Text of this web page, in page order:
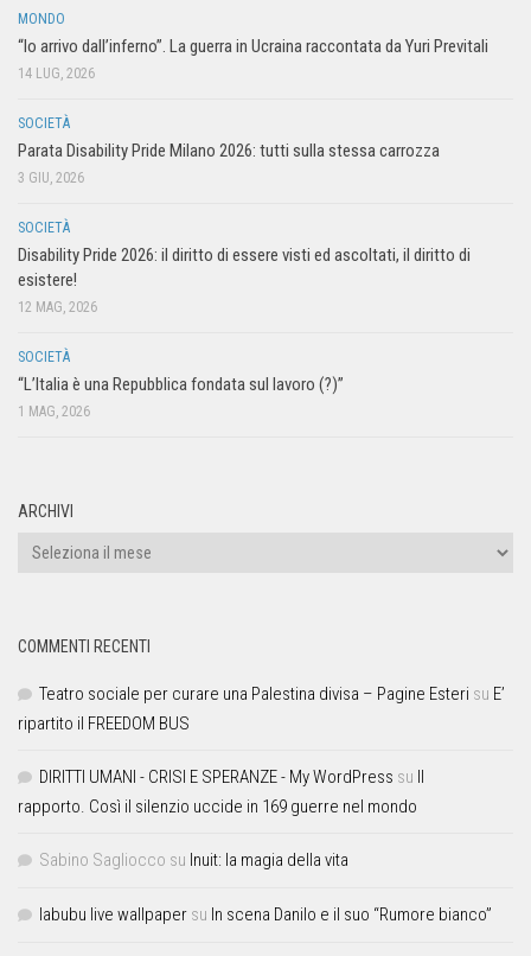
MONDO
“Io arrivo dall’inferno”. La guerra in Ucraina raccontata da Yuri Previtali
14 LUG, 2026
SOCIETÀ
Parata Disability Pride Milano 2026: tutti sulla stessa carrozza
3 GIU, 2026
SOCIETÀ
Disability Pride 2026: il diritto di essere visti ed ascoltati, il diritto di
esistere!
12 MAG, 2026
SOCIETÀ
“L’Italia è una Repubblica fondata sul lavoro (?)”
1 MAG, 2026
ARCHIVI
COMMENTI RECENTI
Teatro sociale per curare una Palestina divisa – Pagine Esteri su E’
ripartito il FREEDOM BUS
DIRITTI UMANI - CRISI E SPERANZE - My WordPress su Il
rapporto. Così il silenzio uccide in 169 guerre nel mondo
Sabino Sagliocco su Inuit: la magia della vita
labubu live wallpaper su In scena Danilo e il suo “Rumore bianco”